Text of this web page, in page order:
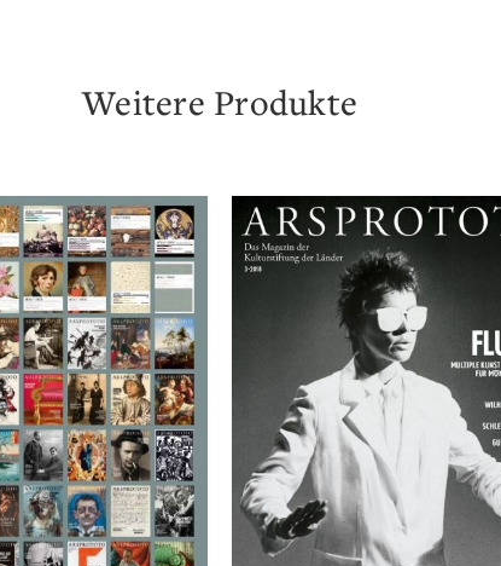
Weitere Produkte